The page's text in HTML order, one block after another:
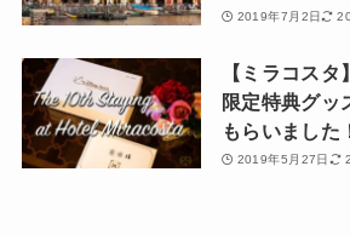
2019年7月2日
【ミラコス
限定特典グッ
もらいました
2019年5月27日